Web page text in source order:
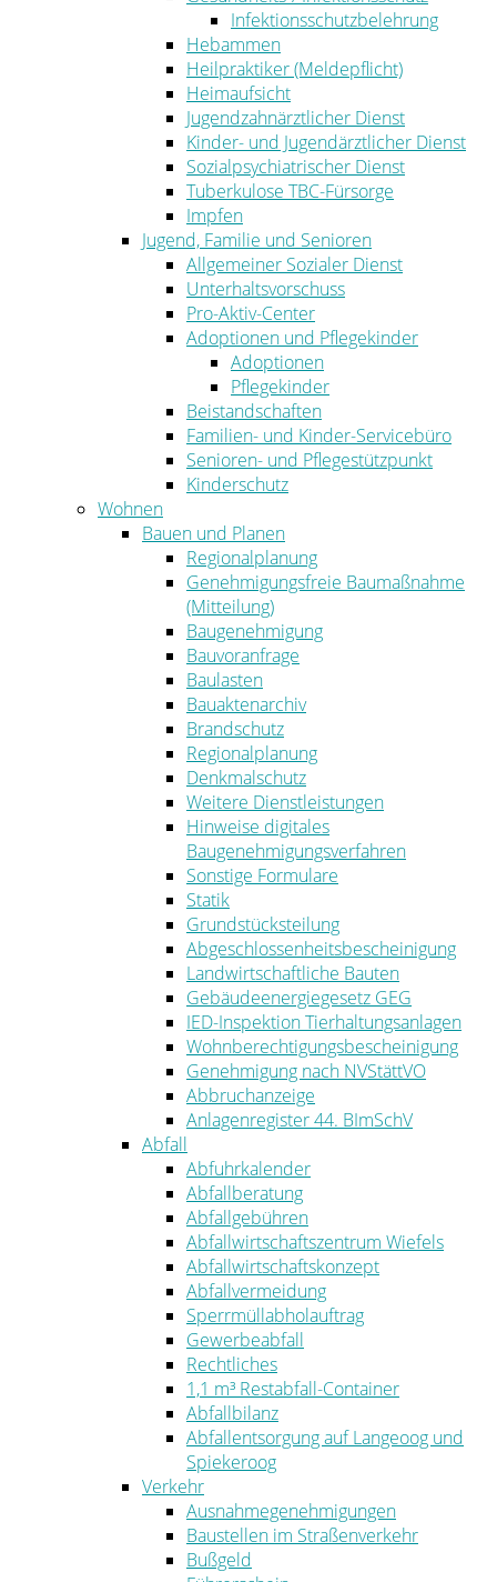
Infektionsschutzbelehrung
Hebammen
Heilpraktiker (Meldepflicht)
Heimaufsicht
Jugendzahnärztlicher Dienst
Kinder- und Jugendärztlicher Dienst
Sozialpsychiatrischer Dienst
Tuberkulose TBC-Fürsorge
Impfen
Jugend, Familie und Senioren
Allgemeiner Sozialer Dienst
Unterhaltsvorschuss
Pro-Aktiv-Center
Adoptionen und Pflegekinder
Adoptionen
Pflegekinder
Beistandschaften
Familien- und Kinder-Servicebüro
Senioren- und Pflegestützpunkt
Kinderschutz
Wohnen
Bauen und Planen
Regionalplanung
Genehmigungsfreie Baumaßnahme
(Mitteilung)
Baugenehmigung
Bauvoranfrage
Baulasten
Bauaktenarchiv
Brandschutz
Regionalplanung
Denkmalschutz
Weitere Dienstleistungen
Hinweise digitales
Baugenehmigungsverfahren
Sonstige Formulare
Statik
Grundstücksteilung
Abgeschlossenheitsbescheinigung
Landwirtschaftliche Bauten
Gebäudeenergiegesetz GEG
IED-Inspektion Tierhaltungsanlagen
Wohnberechtigungsbescheinigung
Genehmigung nach NVStättVO
Abbruchanzeige
Anlagenregister 44. BImSchV
Abfall
Abfuhrkalender
Abfallberatung
Abfallgebühren
Abfallwirtschaftszentrum Wiefels
Abfallwirtschaftskonzept
Abfallvermeidung
Sperrmüllabholauftrag
Gewerbeabfall
Rechtliches
1,1 m³ Restabfall-Container
Abfallbilanz
Abfallentsorgung auf Langeoog und
Spiekeroog
Verkehr
Ausnahmegenehmigungen
Baustellen im Straßenverkehr
Bußgeld